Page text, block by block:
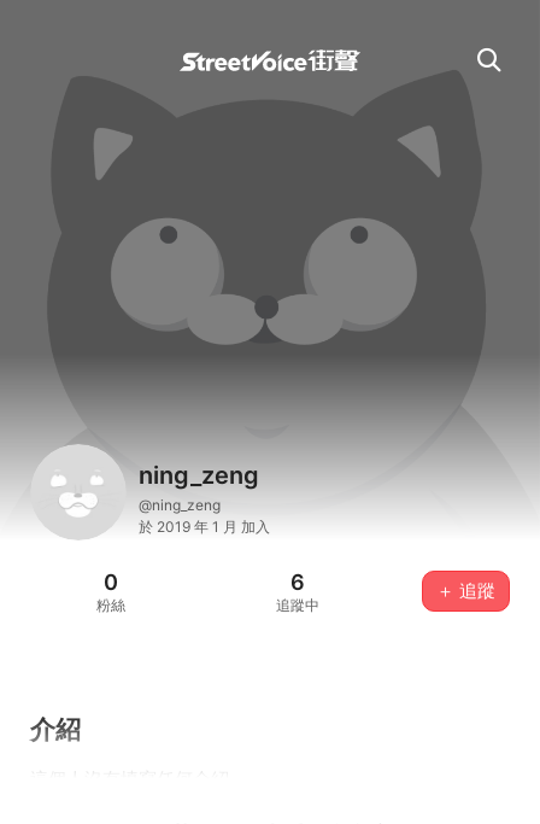
ning_zeng
@ning_zeng
於 2019 年 1 月 加入
0
粉絲
6
追蹤中
＋ 追蹤
介紹